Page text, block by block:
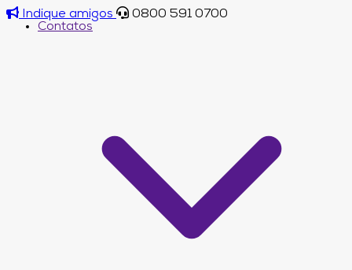
Indique amigos
0800 591 0700
Contatos